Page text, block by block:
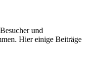
und
Hier einige Beiträge